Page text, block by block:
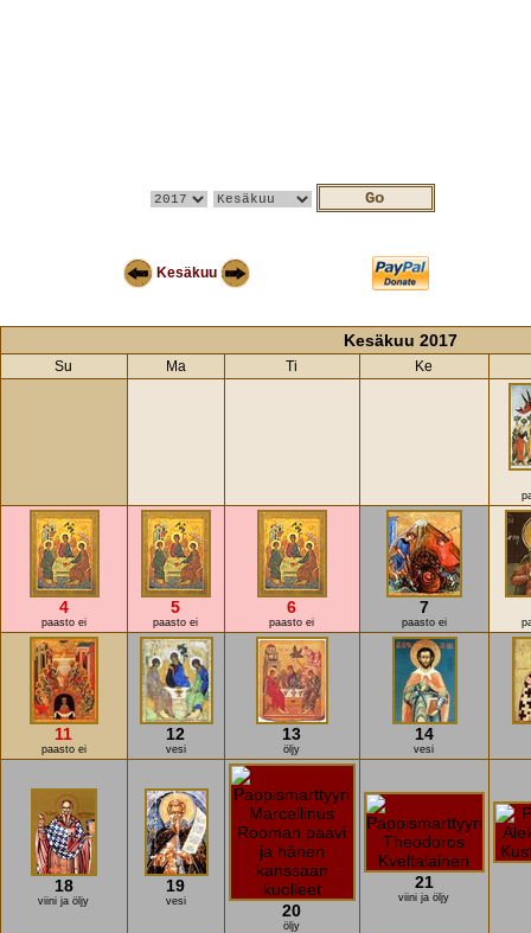
Kesäkuu
Kesäkuu 2017
Su Ma Ti Ke
4
paasto ei
5
paasto ei
6
paasto ei
7
paasto ei
11
paasto ei
12
vesi
13
öljy
14
vesi
18
viini ja öljy
19
vesi 20
öljy
21
viini ja öljy